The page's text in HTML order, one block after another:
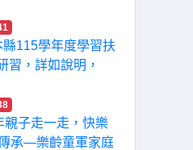
115學年度學習扶
習，詳如說明，
親子走一走，快樂
承—樂齡童軍家庭